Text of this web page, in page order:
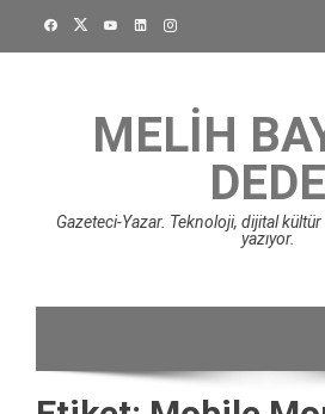
MELIH
DEDE
Gazeteci-Yazar. Teknoloji, dijital
yazıyor.